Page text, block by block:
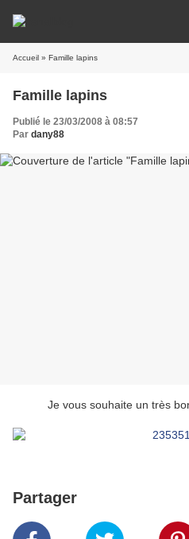
Accueil » Famille lapins
Famille lapins
Publié le 23/03/2008 à 08:57
Par dany88
Je vous souhaite un très
Partager